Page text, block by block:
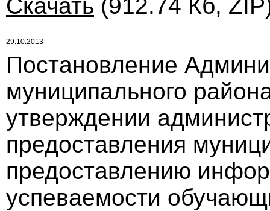
Скачать (912.74 Кб,
29.10.2013
Постановление
муниципального
утверждении
предоставления
предоставлению
успеваемости